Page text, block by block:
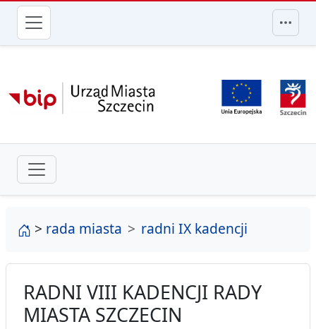
przejdź do głównego menu
strona główna
> rada miasta radni IX kadencji
RADNI VIII KADENCJI RADY
MIASTA SZCZECIN